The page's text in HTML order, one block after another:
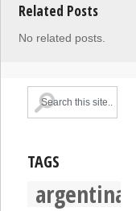
Related Posts
No related posts.
TAGS
argentina